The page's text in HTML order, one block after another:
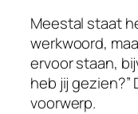
Meestal staat
werkwoord,
ervoor staan,
heb jij gezien?”
voorwerp.